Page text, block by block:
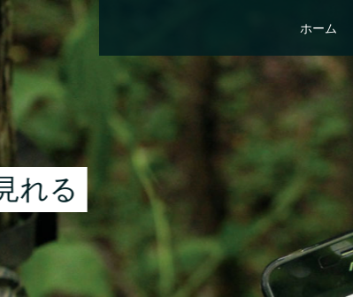
ホーム
TRELink無料体験
3ヶ月、TRELinkを使ってみよう